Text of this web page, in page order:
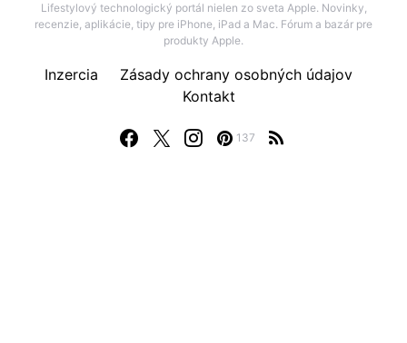
Lifestylový technologický portál nielen zo sveta Apple. Novinky,
recenzie, aplikácie, tipy pre iPhone, iPad a Mac. Fórum a bazár pre
produkty Apple.
137
Inzercia
Zásady ochrany osobných údajov
Kontakt